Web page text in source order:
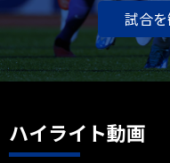
試合
ハイライト動画